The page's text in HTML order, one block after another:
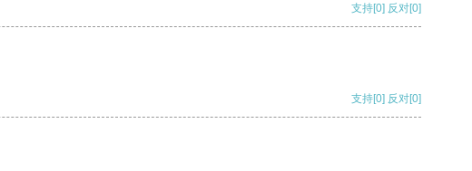
支持[0] 反对[0]
支持[0] 反对[0]